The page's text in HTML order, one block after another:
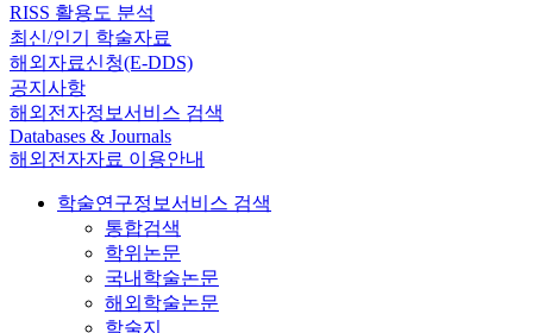
RISS 활용도 분석
최신/인기 학술자료
해외자료신청(E-DDS)
공지사항
해외전자정보서비스 검색
Databases & Journals
해외전자자료 이용안내
학술연구정보서비스 검색
통합검색
학위논문
국내학술논문
해외학술논문
학술지